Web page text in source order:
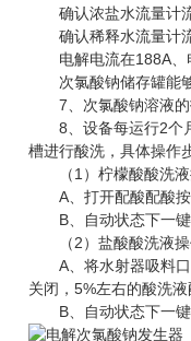
确认浓盐水流量计
确认稀释水流量计
电解电流在188A、
次氯酸钠储存罐能够
7、次氯酸钠溶液的
8、设备每运行2个月
槽进行酸洗，具体操作
（1）柠檬酸酸洗液
A、打开配酸配酸按
B、自动状态下一键
（2）盐酸酸洗液操
A、将水射器吸料口
关闭，5%左右的酸洗
B、自动状态下一键